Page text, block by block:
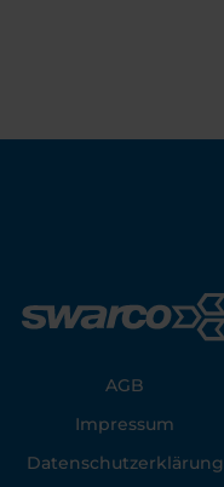
AGB
Impressum
Datenschutzerklärung